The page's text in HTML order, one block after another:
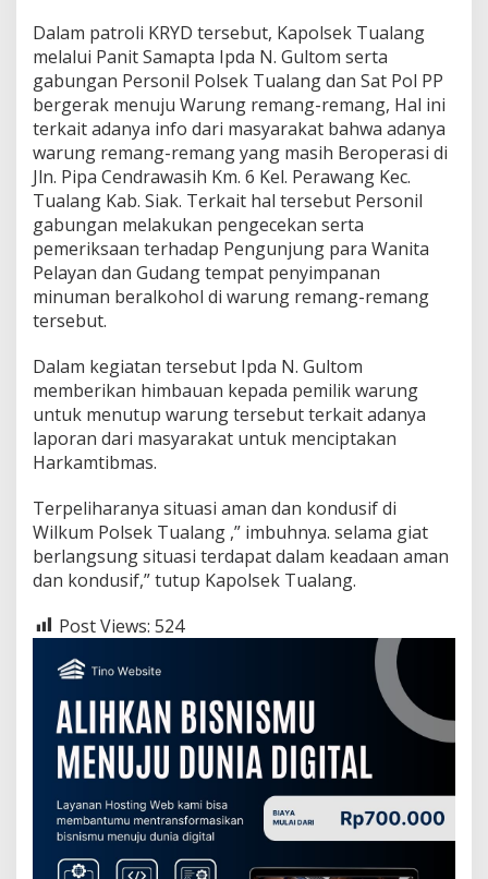
a
n
'
O
p
s
i
p
t
a
K
o
n
d
i
Dalam patroli KRYD tersebut, Kapolsek Tualang
melalui Panit Samapta Ipda N. Gultom serta
gabungan Personil Polsek Tualang dan Sat Pol PP
bergerak menuju Warung remang-remang, Hal ini
terkait adanya info dari masyarakat bahwa adanya
warung remang-remang yang masih Beroperasi di
Jln. Pipa Cendrawasih Km. 6 Kel. Perawang Kec.
Tualang Kab. Siak. Terkait hal tersebut Personil
gabungan melakukan pengecekan serta
pemeriksaan terhadap Pengunjung para Wanita
Pelayan dan Gudang tempat penyimpanan
minuman beralkohol di warung remang-remang
tersebut.
Dalam kegiatan tersebut Ipda N. Gultom
memberikan himbauan kepada pemilik warung
untuk menutup warung tersebut terkait adanya
laporan dari masyarakat untuk menciptakan
Harkamtibmas.
Terpeliharanya situasi aman dan kondusif di
Wilkum Polsek Tualang ,” imbuhnya. selama giat
berlangsung situasi terdapat dalam keadaan aman
dan kondusif,” tutup Kapolsek Tualang.
Post Views: 524